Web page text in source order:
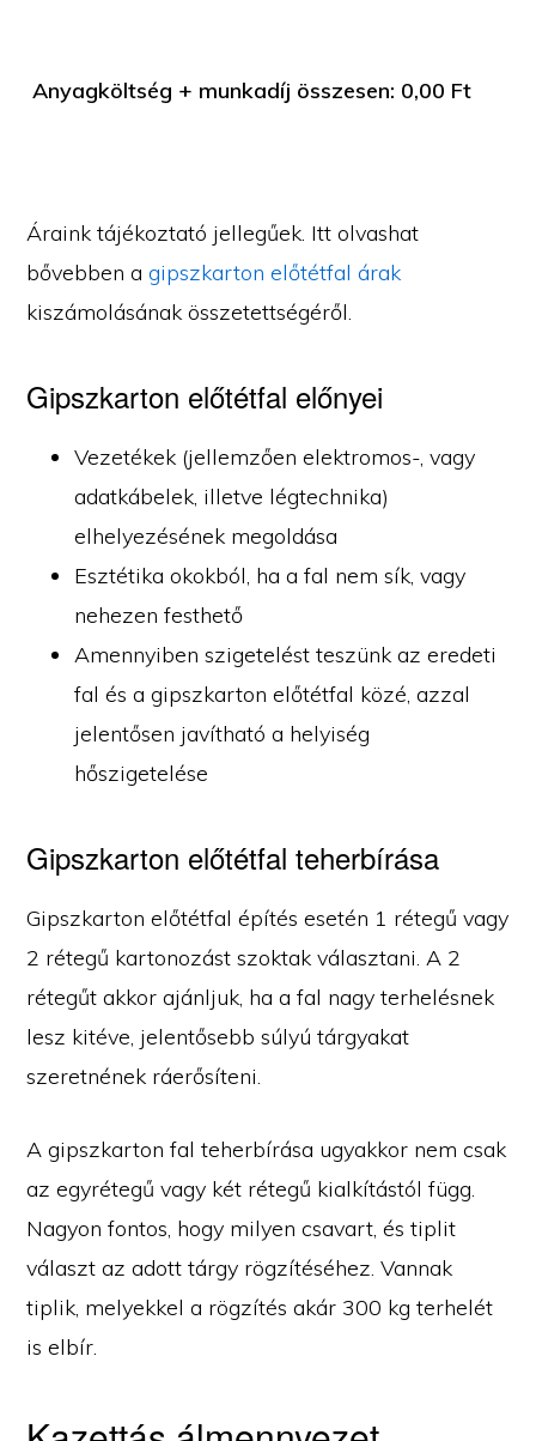
Anyagköltség + munkadíj összesen: 0,00 Ft
Áraink tájékoztató jellegűek. Itt olvashat
bővebben agipszkarton előtétfal árak
kiszámolásának összetettségéről.
Gipszkarton előtétfal előnyei
Vezetékek (jellemzően elektromos-, vagy
adatkábelek, illetve légtechnika)
elhelyezésének megoldása
Esztétika okokból, ha a fal nem sík, vagy
nehezen festhető
Amennyiben szigetelést teszünk az eredeti
fal és a gipszkarton előtétfal közé, azzal
jelentősen javítható a helyiség
hőszigetelése
Gipszkarton előtétfal teherbírása
Gipszkarton előtétfal építés esetén 1 rétegű vagy
2 rétegű kartonozást szoktak választani. A 2
rétegűt akkor ajánljuk, ha a fal nagy terhelésnek
lesz kitéve, jelentősebb súlyú tárgyakat
szeretnének ráerősíteni.
A gipszkarton fal teherbírása ugyakkor nem csak
az egyrétegű vagy két rétegű kialkítástól függ.
Nagyon fontos, hogy milyen csavart, és tiplit
választ az adott tárgy rögzítéséhez. Vannak
tiplik, melyekkel a rögzítés akár 300 kg terhelét
is elbír.